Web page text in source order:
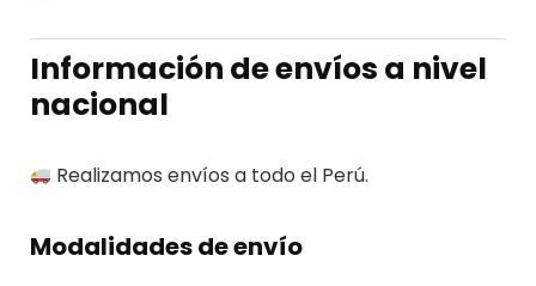
Información de envíos a nivel
nacional
Realizamos envíos a todo el Perú.
Modalidades de envío